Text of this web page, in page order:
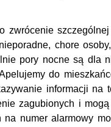
zwrócenie
chore
pory nocne są dla
do
informacji na
zagubionych i
na numer alarmowy